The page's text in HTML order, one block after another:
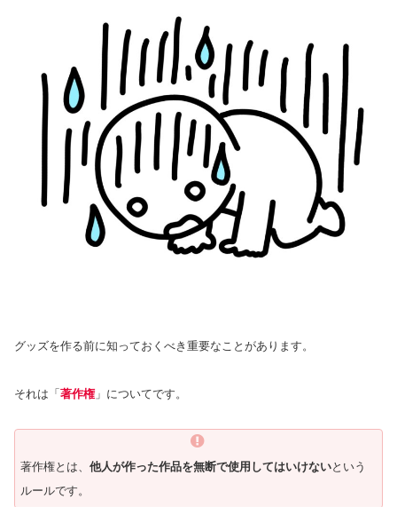
グッズを作る前に知っておくべき重要なことがあります。
それは「 著作権」についてです。
著作権とは、 他人が作った作品を無断で使用してはいけないという
ルールです。